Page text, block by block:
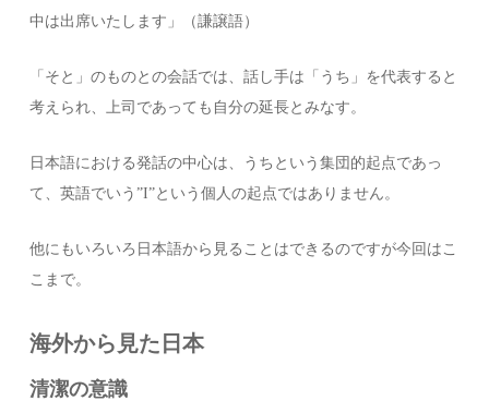
中は出席いたします」（謙譲語）
「そと」のものとの会話では、話し手は「うち」を代表すると
考えられ、上司であっても自分の延長とみなす。
日本語における発話の中心は、うちという集団的起点であっ
て、英語でいう”I”という個人の起点ではありません。
他にもいろいろ日本語から見ることはできるのですが今回はこ
こまで。
海外から見た日本
清潔の意識